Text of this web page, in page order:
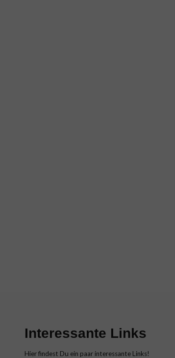
Interessante Links
Hier findest Du ein paar interessante Links!